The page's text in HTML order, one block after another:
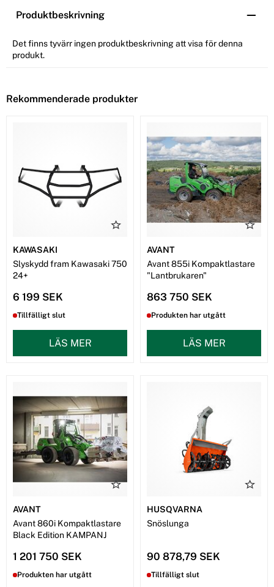
Produktbeskrivning
Det finns tyvärr ingen produktbeskrivning att visa för denna
produkt.
Rekommenderade produkter
KAWASAKI
Slyskydd fram Kawasaki 750
24+
6 199 SEK
Tillfälligt slut
LÄS MER
AVANT
Avant 855i Kompaktlastare
"Lantbrukaren"
863 750 SEK
Produkten har utgått
LÄS MER
AVANT
Avant 860i Kompaktlastare
Black Edition KAMPANJ
1 201 750 SEK
Produkten har utgått
HUSQVARNA
Snöslunga
90 878,79 SEK
Tillfälligt slut